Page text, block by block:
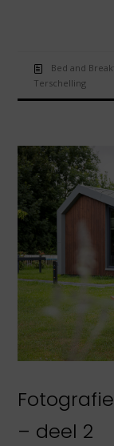
Bed and
Terschelling
– deel 2